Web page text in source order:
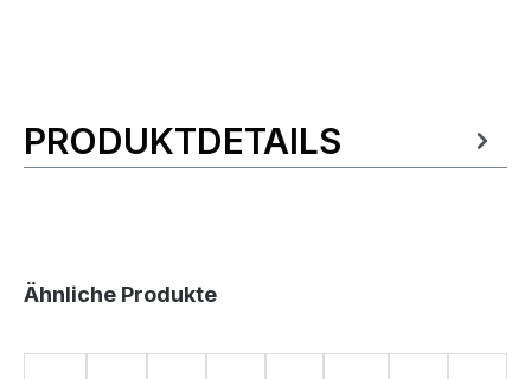
Produktinformationen
PRODUKTDETAILS
Produktgalerie überspringen
Ähnliche Produkte